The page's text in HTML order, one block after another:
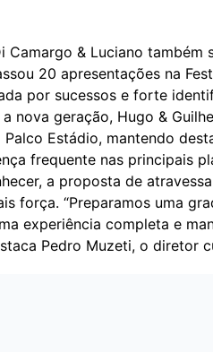
Camargo & Luciano também
20 apresentações na
por sucessos e forte
a nova geração, Hugo &
Estádio, mantendo
frequente nas principais
a proposta de
força. “Preparamos uma
experiência completa e
Pedro Muzeti, o diretor